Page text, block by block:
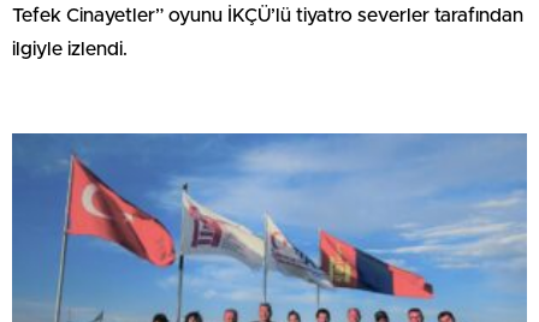
Tefek Cinayetler” oyunu İKÇÜ’lü tiyatro severler tarafından
ilgiyle izlendi.